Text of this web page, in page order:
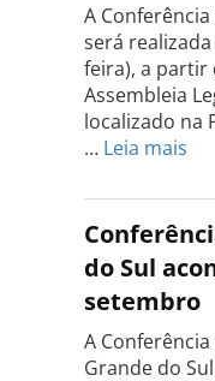
A
será
feira), a partir
Assembleia
localizado na
… Leia mais
do
será
dia
do Sul
setembro
A
Grande do